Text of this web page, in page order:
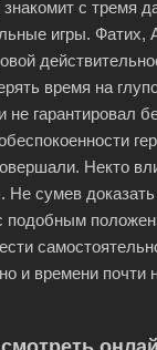
с тремя
игры.
время на
гарантировал
Некто
сумев
подобным
и времени